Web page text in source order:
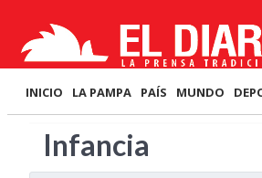
INICIO LA PAMPA PAÍS MUNDO
Infancia